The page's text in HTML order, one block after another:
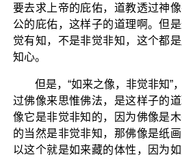
要去求上帝的庇佑，道教透过神
公的庇佑，这样子的道理啊。但
觉有知，不是非觉非知，这个都
知心。
但是，“如来之像，非觉非知”
过佛像来思惟佛法，是这样子的
像它是非觉非知的，因为佛像是
的当然是非觉非知，那佛像是纸
以这个就是如来藏的体性，因为